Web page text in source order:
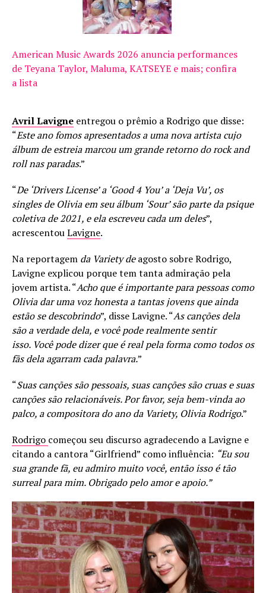
American Music Awards 2026 anuncia performances
de Teyana Taylor, Maluma, KATSEYE e mais; confira
a lista
Avril Lavigne entregou o prêmio a Rodrigo que disse:
“Este ano fomos apresentados a uma nova artista cujo
álbum de estreia marcou um grande retorno do rock and
roll nas paradas.”
“De ‘Drivers License’ a ‘Good 4 You’ a ‘Deja Vu’, os
singles de Olivia em seu álbum ‘Sour’ são parte da psique
coletiva de 2021, e ela escreveu cada um deles”,
acrescentouLavigne.
Na reportagem da Variety deagosto sobre Rodrigo,
Lavigne explicou porque tem tanta admiração pela
jovem artista. “Acho que é importante para pessoas como
Olivia dar uma voz honesta a tantas jovens que ainda
estão se descobrindo”, disse Lavigne. “As canções dela
são a verdade dela, e você pode realmente sentir
isso. Você pode dizer que é real pela forma como todos os
fãs dela agarram cada palavra.”
“Suas canções são pessoais, suas canções são cruas e suas
canções são relacionáveis. Por favor, seja bem-vinda ao
palco, a compositora do ano da Variety, Olivia Rodrigo.”
Rodrigo começou seu discurso agradecendo a Lavigne e
citando a cantora “Girlfriend” como influência: “Eu sou
sua grande fã, eu admiro muito você, então isso é tão
surreal para mim. Obrigado pelo amor e apoio.”